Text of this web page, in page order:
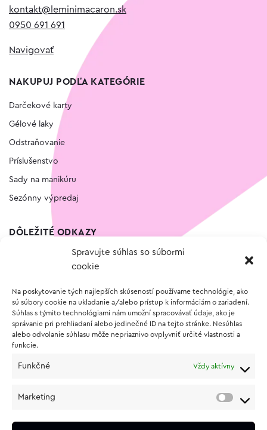
Spravujte súhlas so súbormi
cookie
Na poskytovanie tých najlepších skúseností používame technológie, ako
sú súbory cookie na ukladanie a/alebo prístup k informáciám o zariadení.
Súhlas s týmito technológiami nám umožní spracovávať údaje, ako je
správanie pri prehliadaní alebo jedinečné ID na tejto stránke. Nesúhlas
alebo odvolanie súhlasu môže nepriaznivo ovplyvniť určité vlastnosti a
funkcie.
Funkčné Vždy aktívny
Marketing
kontakt@leminimacaron.sk
0950 691 691
Navigovať
NAKUPUJ PODĽA KATEGÓRIE
Darčekové karty
Gélové laky
Odstraňovanie
Príslušenstvo
Sady na manikúru
Sezónny výpredaj
DÔLEŽITÉ ODKAZY
Vernostný program
O NÁKUPE
Vrátenie a reklamácia tovaru